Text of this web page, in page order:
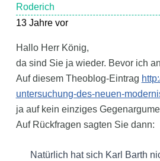
Roderich
13 Jahre vor
Hallo Herr König,
da sind Sie ja wieder. Bevor ich
Auf diesem Theoblog-Eintrag
untersuchung-des-neuen-
ja auf kein einziges
Auf Rückfragen sagten Sie dann:
Natürlich hat sich Karl Barth